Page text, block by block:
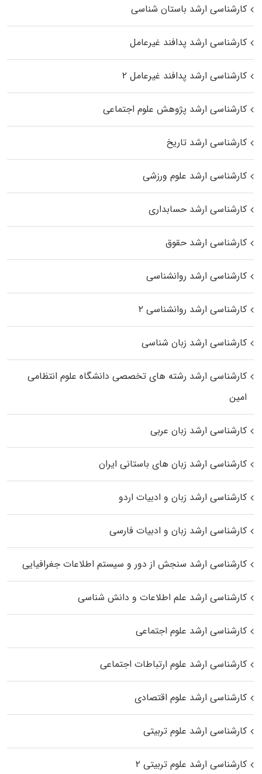
کارشناسی ارشد باستان شناسی
کارشناسی ارشد پدافند غیرعامل
کارشناسی ارشد پدافند غیرعامل ۲
کارشناسی ارشد پژوهش علوم اجتماعی
کارشناسی ارشد تاریخ
کارشناسی ارشد علوم ورزشی
کارشناسی ارشد حسابداری
کارشناسی ارشد حقوق
کارشناسی ارشد روانشناسی
کارشناسی ارشد روانشناسی ۲
کارشناسی ارشد زبان شناسی
کارشناسی ارشد رﺷﺘﻪ ﻫﺎی تخصصی داﻧﺸﮕﺎه ﻋﻠﻮم انتظامی
اﻣﻴﻦ
کارشناسی ارشد زبان عربی
کارشناسی ارشد زبان‌ های باستانی ایران
کارشناسی ارشد زبان و ادبیات اردو
کارشناسی ارشد زبان و ادبیات فارسی
کارشناسی ارشد سنجش از دور و سیستم اطلاعات جغرافیایی
کارشناسی ارشد علم اطلاعات و دانش شناسی
کارشناسی ارشد علوم اجتماعی
کارشناسی ارشد علوم ارتباطات اجتماعی
کارشناسی ارشد علوم اقتصادی
کارشناسی ارشد علوم تربیتی
کارشناسی ارشد علوم تربیتی ۲